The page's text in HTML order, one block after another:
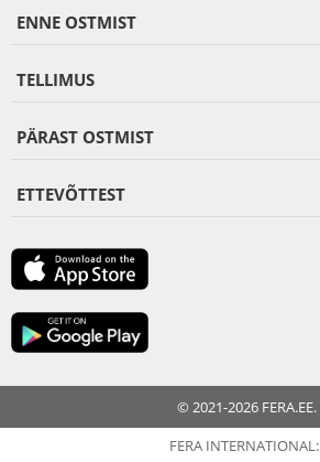
ENNE OSTMIST
TELLIMUS
PÄRAST OSTMIST
ETTEVÕTTEST
© 2021-2026 FERA.EE.
FERA INTERNATIONAL: